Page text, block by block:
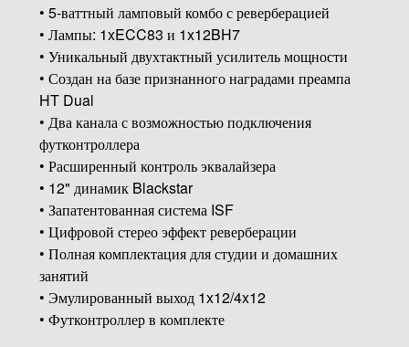
• 5-ваттный ламповый комбо с реверберацией
• Лампы: 1xECC83 и 1x12BH7
• Уникальный двухтактный усилитель мощности
• Создан на базе признанного наградами преампа
HT Dual
• Два канала с возможностью подключения
футконтроллера
• Расширенный контроль эквалайзера
• 12" динамик Blackstar
• Запатентованная система ISF
• Цифровой стерео эффект реверберации
• Полная комплектация для студии и домашних
занятий
• Эмулированный выход 1x12/4x12
• Футконтроллер в комплекте